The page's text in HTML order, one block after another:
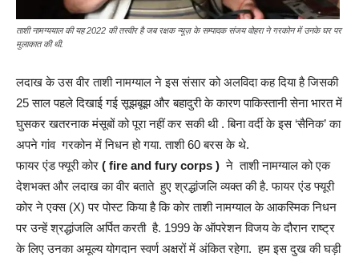
ताशी नामग्ययाल की यह 2022 की तस्वीर है जब रक्षक न्यूज़ के सम्पादक संजय वोहरा ने गरकोन में उनके घर पर
मुलाकात की थी.
लदाख के उस वीर ताशी नामग्याल ने इस संसार को अलविदा कह दिया है जिसकी
25 साल पहले दिखाई गई सूझबूझ और बहादुरी के कारण पाकिस्तानी सेना भारत में
घुसकर खतरनाक मंसूबों को पूरा नहीं कर सकी थी . बिना वर्दी के इस ‘सैनिक’ का
अपने गांव गरकोन में निधन हो गया. ताशी 60 बरस के थे.
फायर एंड फ्यूरी कोर ( fire and fury corps ) ने ताशी नामग्याल को एक
देशभक्त और लदाख का वीर बताते हुए श्रद्धांजलि व्यक्त की है. फायर एंड फ्यूरी
कोर ने एक्स (X) पर पोस्ट किया है कि कोर ताशी नामग्याल के आकस्मिक निधन
पर उन्हें श्रद्धांजलि अर्पित करती है. 1999 के ऑपरेशन विजय के दौरान राष्ट्र
के लिए उनका अमूल्य योगदान स्वर्ण अक्षरों में अंकित रहेगा. हम इस दुख की घड़ी